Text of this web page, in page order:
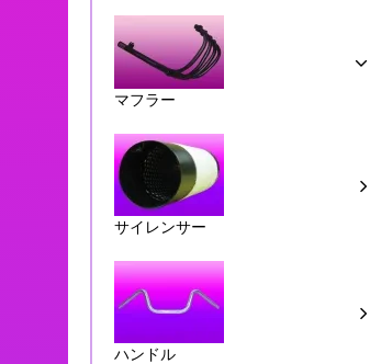
マフラー
サイレンサー
ハンドル